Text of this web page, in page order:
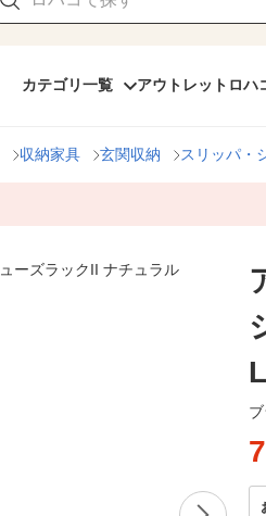
カテゴリ一覧 アウトレット ロハ
収納家具 玄関収納 スリッパ・